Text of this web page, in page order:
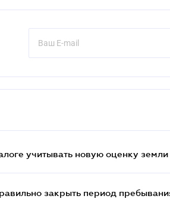
учитывать новую оценку
закрыть период